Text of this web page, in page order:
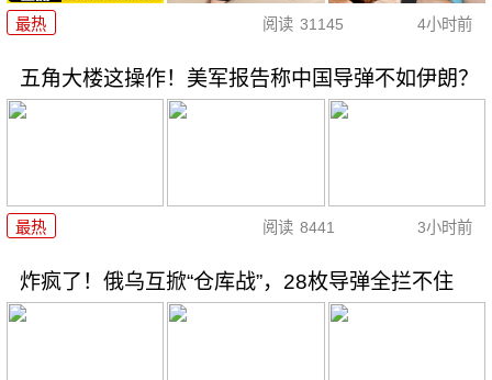
最热 阅读 31145 4小时前
五角大楼这操作！美军报告称中国导弹不如伊朗？
最热 阅读 8441 3小时前
炸疯了！俄乌互掀“仓库战”，28枚导弹全拦不住